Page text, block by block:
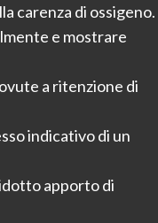
carenza di ossigeno.
e mostrare
a ritenzione di
indicativo di un
apporto di